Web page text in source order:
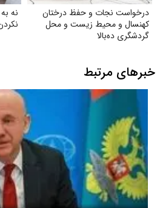
درخواست نجات و حفظ درختان
کهنسال و محیط زیست و محل
گردشگری ده‌بالا
نه
خبرهای مرتبط